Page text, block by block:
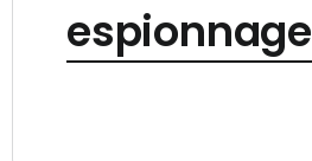
espionnage